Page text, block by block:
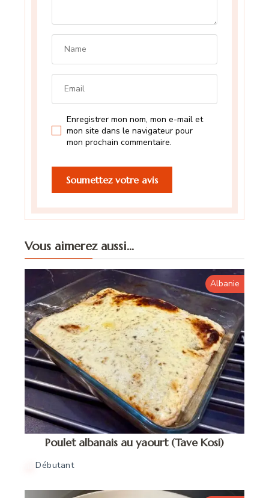
Enregistrer mon nom, mon e-mail et
mon site dans le navigateur pour
mon prochain commentaire.
Vous aimerez aussi...
Albanie
Poulet albanais au yaourt (Tave Kosi)
Débutant